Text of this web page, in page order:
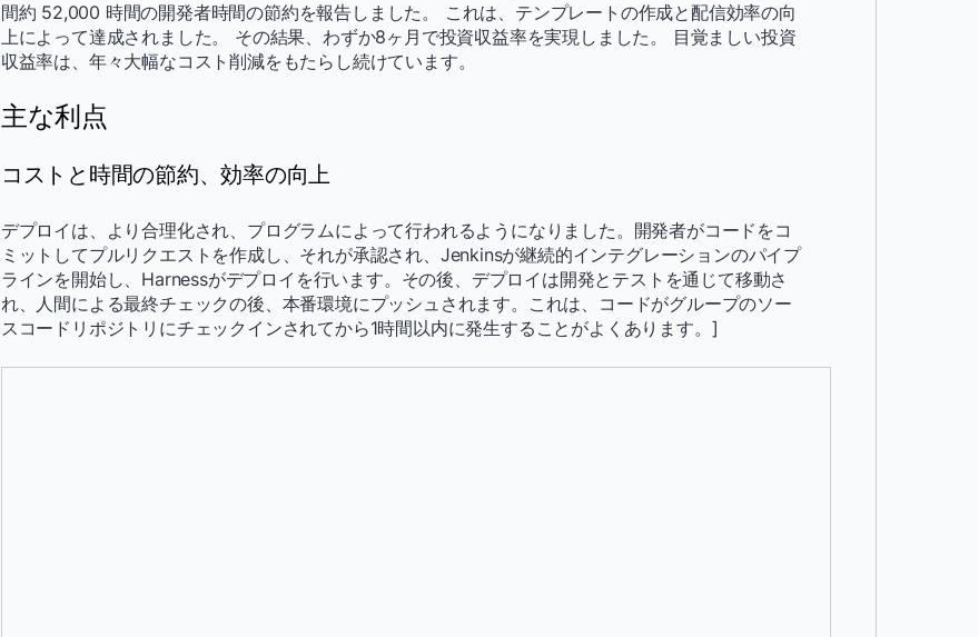
間約 52,000 時間の開発者時間の節約を報告しました。 これは、テンプレートの作成と配信効率の向
上によって達成されました。 その結果、わずか8ヶ月で投資収益率を実現しました。 目覚ましい投資
収益率は、年々大幅なコスト削減をもたらし続けています。
主な利点
コストと時間の節約、効率の向上
デプロイは、より合理化され、プログラムによって行われるようになりました。開発者がコードをコ
ミットしてプルリクエストを作成し、それが承認され、Jenkinsが継続的インテグレーションのパイプ
ラインを開始し、Harnessがデプロイを行います。その後、デプロイは開発とテストを通じて移動さ
れ、人間による最終チェックの後、本番環境にプッシュされます。これは、コードがグループのソー
スコードリポジトリにチェックインされてから1時間以内に発生することがよくあります。 ]